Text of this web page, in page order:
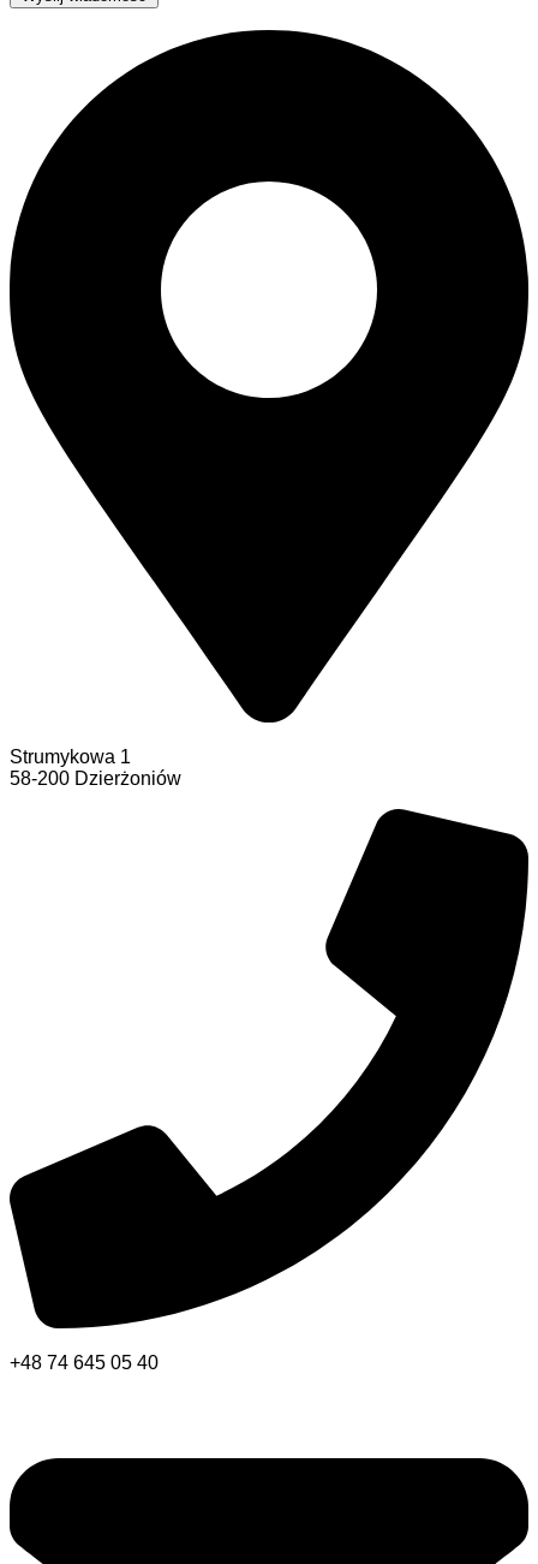
Strumykowa 1
58-200 Dzierżoniów
+48 74 645 05 40